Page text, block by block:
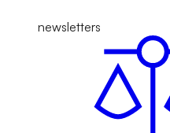
newsletters